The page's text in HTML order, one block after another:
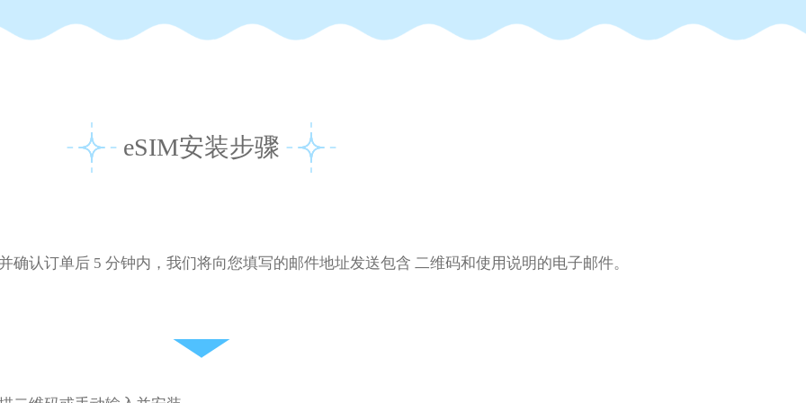
eSIM安装步骤
确认订单后 5 分钟内，我们将向您填写的邮件地址发送包含 二维码和使用说明的电子邮件。